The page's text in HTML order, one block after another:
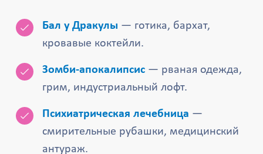
Бал у Дракулы — готика, бархат,
кровавые коктейли.
Зомби-апокалипсис — рваная одежда,
грим, индустриальный лофт.
Психиатрическая лечебница —
смирительные рубашки, медицинский
антураж.